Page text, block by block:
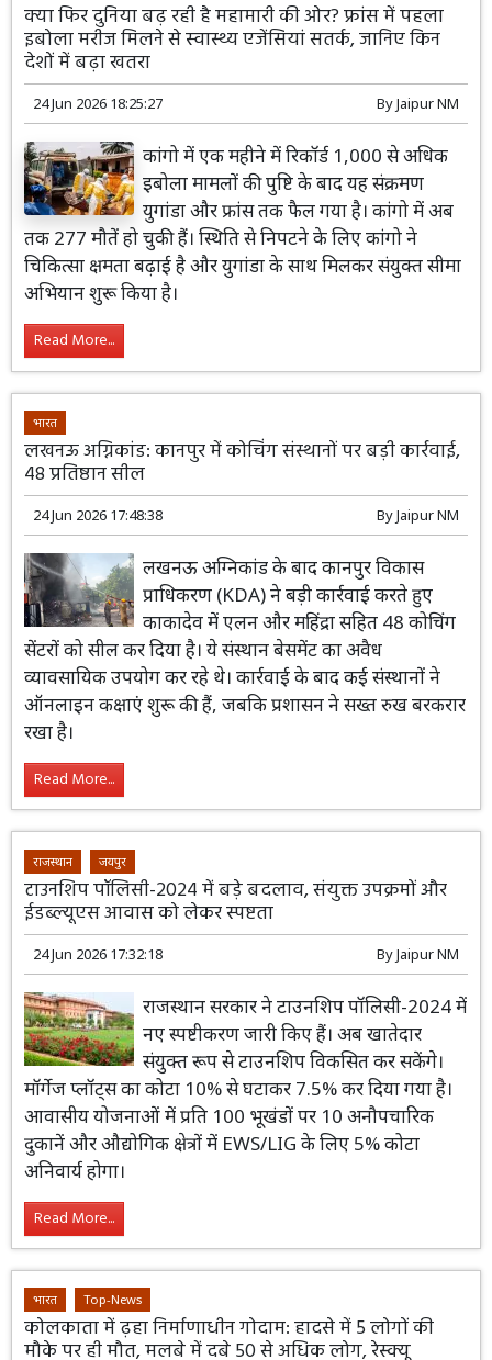
क्या फिर दुनिया बढ़ रही है महामारी की ओर? फ्रांस में पहला
इबोला मरीज मिलने से स्वास्थ्य एजेंसियां सतर्क, जानिए किन
देशों में बढ़ा खतरा
24 Jun 2026 18:25:27 ByJaipur NM
कांगो में एक महीने में रिकॉर्ड 1,000 से अधिक
इबोला मामलों की पुष्टि के बाद यह संक्रमण
युगांडा और फ्रांस तक फैल गया है। कांगो में अब
तक 277 मौतें हो चुकी हैं। स्थिति से निपटने के लिए कांगो ने
चिकित्सा क्षमता बढ़ाई है और युगांडा के साथ मिलकर संयुक्त सीमा
अभियान शुरू किया है।
Read More...
भारत
लखनऊ अग्निकांड: कानपुर में कोचिंग संस्थानों पर बड़ी कार्रवाई,
48 प्रतिष्ठान सील
24 Jun 2026 17:48:38 ByJaipur NM
लखनऊ अग्निकांड के बाद कानपुर विकास
प्राधिकरण (KDA) ने बड़ी कार्रवाई करते हुए
काकादेव में एलन और महिंद्रा सहित 48 कोचिंग
सेंटरों को सील कर दिया है। ये संस्थान बेसमेंट का अवैध
व्यावसायिक उपयोग कर रहे थे। कार्रवाई के बाद कई संस्थानों ने
ऑनलाइन कक्षाएं शुरू की हैं, जबकि प्रशासन ने सख्त रुख बरकरार
रखा है।
Read More...
राजस्थान जयपुर
टाउनशिप पॉलिसी-2024 में बड़े बदलाव, संयुक्त उपक्रमों और
ईडब्ल्यूएस आवास को लेकर स्पष्टता
24 Jun 2026 17:32:18 ByJaipur NM
राजस्थान सरकार ने टाउनशिप पॉलिसी-2024 में
नए स्पष्टीकरण जारी किए हैं। अब खातेदार
संयुक्त रूप से टाउनशिप विकसित कर सकेंगे।
मॉर्गेज प्लॉट्स का कोटा 10% से घटाकर 7.5% कर दिया गया है।
आवासीय योजनाओं में प्रति 100 भूखंडों पर 10 अनौपचारिक
दुकानें और औद्योगिक क्षेत्रों में EWS/LIG के लिए 5% कोटा
अनिवार्य होगा।
Read More...
भारत Top-News
कोलकाता में ढ़हा निर्माणाधीन गोदाम: हादसे में 5 लोगों की
मौके पर ही मौत, मलबे में दबे 50 से अधिक लोग, रेस्क्यू